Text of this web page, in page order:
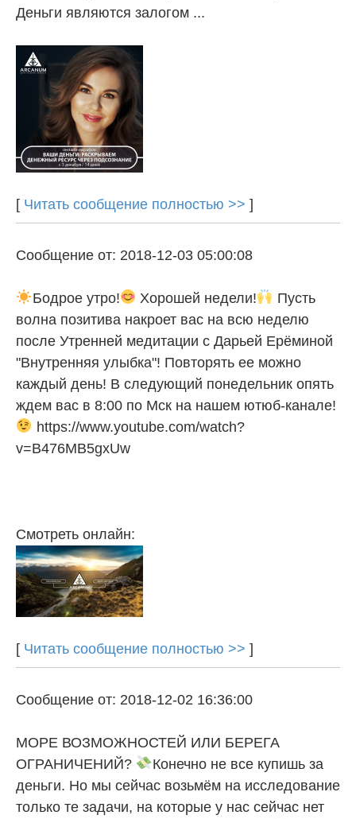
Деньги являются залогом ...
[ Читать сообщение полностью >> ]
Сообщение от: 2018-12-03 05:00:08
Бодрое утро! Хорошей недели!
Пусть
волна позитива накроет вас на всю неделю
после Утренней медитации с Дарьей Ерёминой
"Внутренняя улыбка"! Повторять ее можно
каждый день! В следующий понедельник опять
ждем вас в 8:00 по Мск на нашем ютюб-канале!
https://www.youtube.com/watch?
v=B476MB5gxUw
Смотреть онлайн:
[ Читать сообщение полностью >> ]
Сообщение от: 2018-12-02 16:36:00
МОРЕ ВОЗМОЖНОСТЕЙ ИЛИ БЕРЕГА
ОГРАНИЧЕНИЙ?
Конечно не все купишь за
деньги. Но мы сейчас возьмём на исследование
только те задачи, на которые у нас сейчас нет